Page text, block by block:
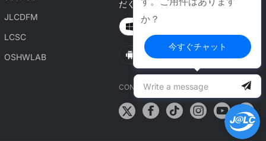
JLCDFM
LCSC
OSHWLAB
だくと、毎回$1–$20お得に
Windows
Android
CONNECT WITH US
か？
今すぐチャット